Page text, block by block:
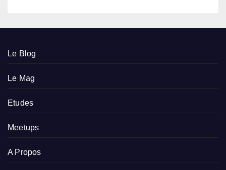
Le Blog
Le Mag
Etudes
Meetups
A Propos